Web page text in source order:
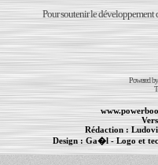
Pour soutenir le développement
Powered
Rédaction :
Design :Ga�l- Logo et
PowerBook